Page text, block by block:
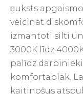
auksts
veicināt
izmantoti silti
3000K līdz
palīdz
komfortablāk.
kaitinošus